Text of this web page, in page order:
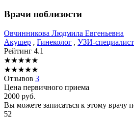
Врачи поблизости
Овчинникова Людмила Евгеньевна
Акушер , Гинеколог , УЗИ-специалист
Рейтинг 4.1
★★★★★
★★★★★
Отзывов 3
Цена первичного приема
2000 руб.
Вы можете записаться к этому врачу
52